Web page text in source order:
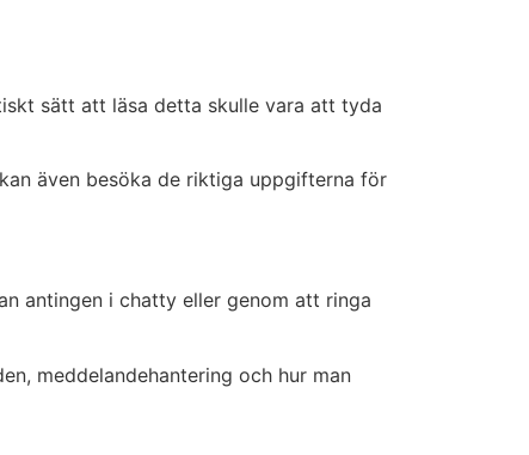
sätt att läsa detta skulle vara att tyda
även besöka de riktiga uppgifterna för
antingen i chatty eller genom att ringa
meddelandehantering och hur man